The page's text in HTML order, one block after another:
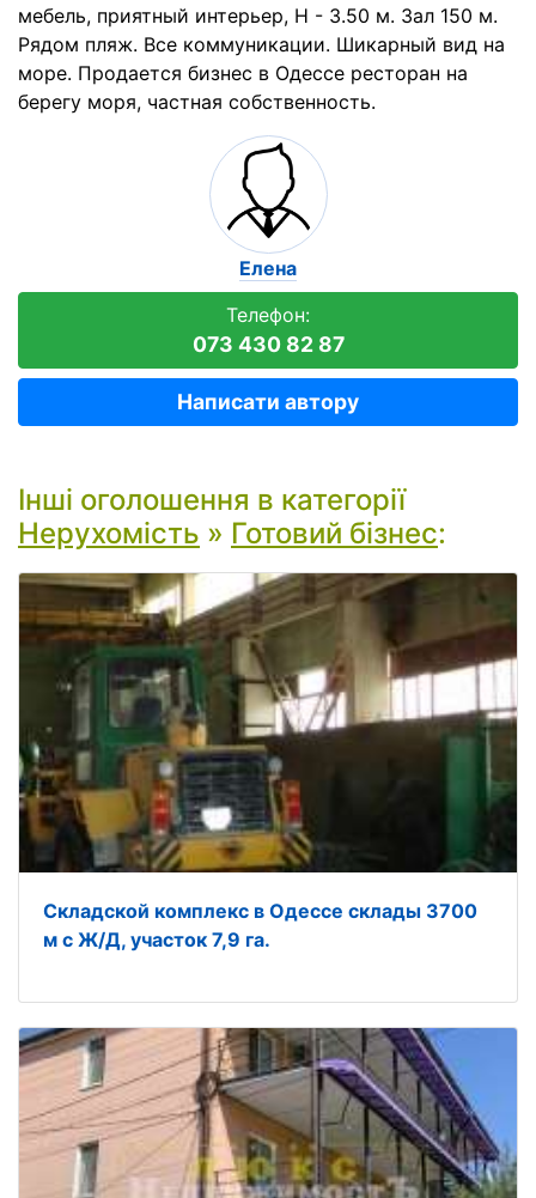
мебель, приятный интерьер, Н - 3.50 м. Зал 150 м.
Рядом пляж. Все коммуникации. Шикарный вид на
море. Продается бизнес в Одессе ресторан на
берегу моря, частная собственность.
Елена
Телефон:
073 430 82 87
Написати автору
Інші оголошення в категорії
Нерухомість » Готовий бізнес:
Складской комплекс в Одессе склады 3700
м с Ж/Д, участок 7,9 га.